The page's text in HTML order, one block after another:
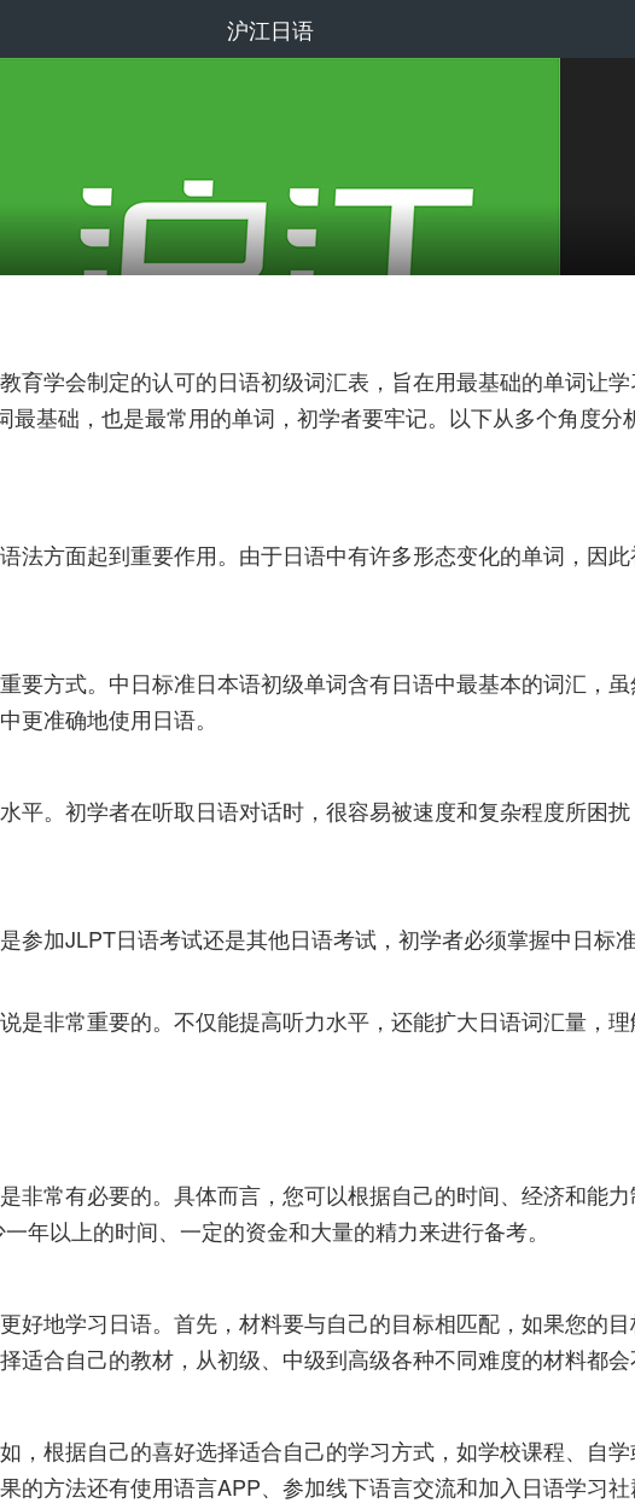
沪江日语
育学会制定的认可的日语初级词汇表，旨在用最基础的单词让
基础，也是最常用的单词，初学者要牢记。以下从多个角度分
法方面起到重要作用。由于日语中有许多形态变化的单词，因
要方式。中日标准日本语初级单词含有日语中最基本的词汇，
更准确地使用日语。
平。初学者在听取日语对话时，很容易被速度和复杂程度所困
参加JLPT日语考试还是其他日语考试，初学者必须掌握中日标
是非常重要的。不仅能提高听力水平，还能扩大日语词汇量，
非常有必要的。具体而言，您可以根据自己的时间、经济和能
年以上的时间、一定的资金和大量的精力来进行备考。
好地学习日语。首先，材料要与自己的目标相匹配，如果您的
合自己的教材，从初级、中级到高级各种不同难度的材料都会
根据自己的喜好选择适合自己的学习方式，如学校课程、自
方法还有使用语言APP、参加线下语言交流和加入日语学习社